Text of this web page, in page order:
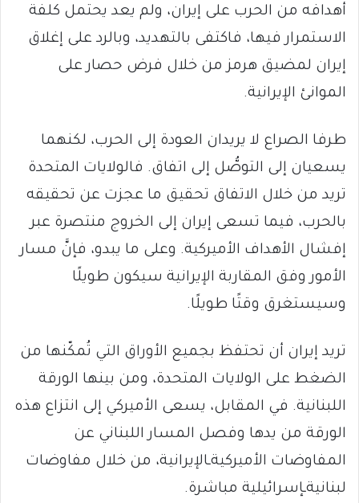
أهدافه من الحرب على إيران، ولم يعد يحتمل كلفة
الاستمرار فيها، فاكتفى بالتهديد، وبالرد على إغلاق
إيران لمضيق هرمز من خلال فرض حصار على
الموانئ الإيرانية.
طرفا الصراع لا يريدان العودة إلى الحرب، لكنهما
يسعيان إلى التوصُّل إلى اتفاق. فالولايات المتحدة
تريد من خلال الاتفاق تحقيق ما عجزت عن تحقيقه
بالحرب، فيما تسعى إيران إلى الخروج منتصرة عبر
إفشال الأهداف الأميركية. وعلى ما يبدو، فإنَّ مسار
الأمور وفق المقاربة الإيرانية سيكون طويلًا
وسيستغرق وقتًا طويلًا.
تريد إيران أن تحتفظ بجميع الأوراق التي تُمكّنها من
الضغط على الولايات المتحدة، ومن بينها الورقة
اللبنانية. في المقابل، يسعى الأميركي إلى انتزاع هذه
الورقة من يدها وفصل المسار اللبناني عن
المفاوضات الأميركيةـالإيرانية، من خلال مفاوضات
لبنانيةـإسرائيلية مباشرة.